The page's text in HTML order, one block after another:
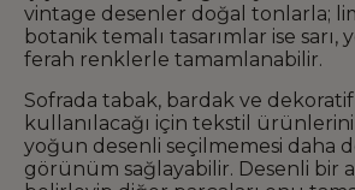
vintage desenler doğal tonlarla;
botanik temalı tasarımlar ise sarı,
ferah renklerle tamamlanabilir.
Sofrada tabak, bardak ve
kullanılacağı için tekstil
yoğun desenli seçilmemesi daha
görünüm sağlayabilir. Desenli bir